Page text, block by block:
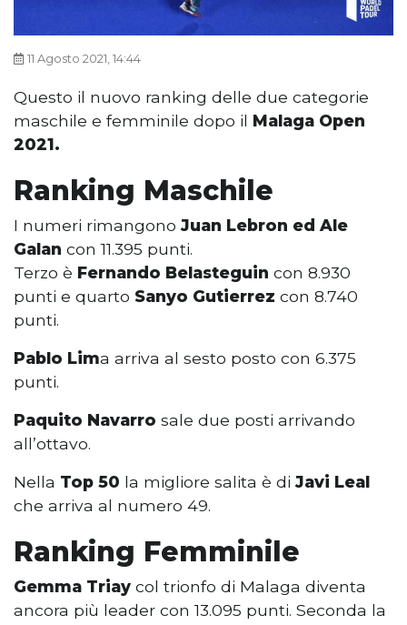
11 Agosto 2021, 14:44
Questo il nuovo ranking delle due categorie
maschile e femminile dopo il Malaga Open
2021.
Ranking Maschile
I numeri rimangonoJuan Lebron ed Ale
Galan con 11.395 punti.
Terzo è Fernando Belasteguin con 8.930
punti e quarto Sanyo Gutierrez con 8.740
punti.
Pablo Lima arriva al sesto posto con 6.375
punti.
Paquito Navarro sale due posti arrivando
all’ottavo.
Nella Top 50 la migliore salita è diJavi Leal
che arriva al numero 49.
Ranking Femminile
Gemma Triay col trionfo di Malaga diventa
ancora più leader con 13.095 punti. Seconda la